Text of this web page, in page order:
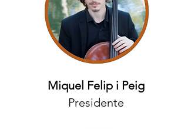
Miquel Felip i Peig
Presidente